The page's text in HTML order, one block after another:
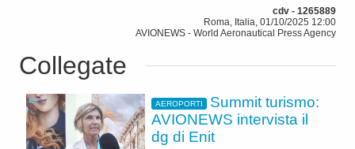
cdv - 1265889
Roma, Italia, 01/10/2025 12:00
AVIONEWS - World Aeronautical Press Agency
Collegate
AEROPORTI
Summit turismo:
AVIONEWS intervista il
dg di Enit